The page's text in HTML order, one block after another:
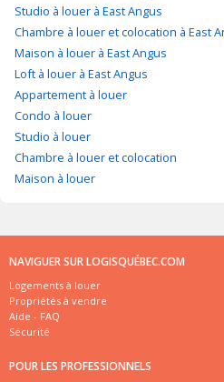
Studio à louer à East Angus
Chambre à louer et colocation à East
Maison à louer à East Angus
Loft à louer à East Angus
Appartement à louer
Condo à louer
Studio à louer
Chambre à louer et colocation
Maison à louer
NAVIGUER SUR LOGISQUÉBEC.COM
Logements à louer
Propriétés à vendre
Aide - FAQ
Sécurité
POUR LES PROFESSIONNELS